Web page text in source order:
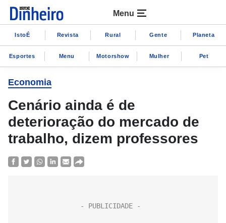
Menu
IstoÉ Revista Rural Gente Planeta
Esportes Menu Motorshow Mulher Pet
Economia
Cenário ainda é de
deterioração do mercado de
trabalho, dizem professores